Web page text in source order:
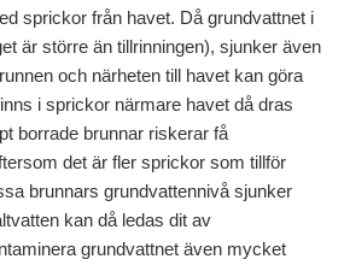
sprickor från havet. Då grundvattnet i
är större än tillrinningen), sjunker även
och närheten till havet kan göra
i sprickor närmare havet då dras
borrade brunnar riskerar få
det är fler sprickor som tillför
brunnars grundvattennivå sjunker
kan då ledas dit av
grundvattnet även mycket